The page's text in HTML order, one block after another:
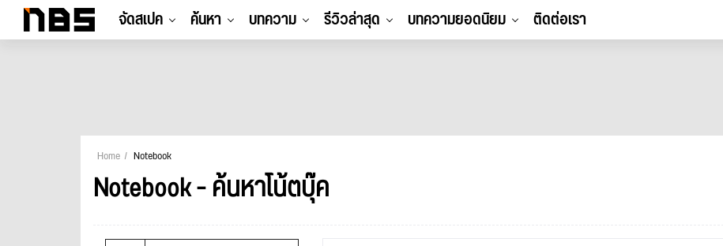
จัดสเปค ค้นหา บทความ รีวิวล่าสุด บทความยอดนิยม ติดต่อเรา
Home Notebook
Notebook - ค้นหาโน้ตบุ๊ค